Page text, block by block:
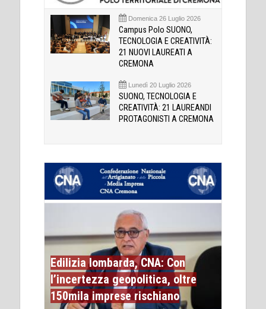
Domenica 26 Luglio 2026
Campus Polo SUONO,
TECNOLOGIA E CREATIVITÀ:
21 NUOVI LAUREATI A
CREMONA
Lunedì 20 Luglio 2026
SUONO, TECNOLOGIA E
CREATIVITÀ: 21 LAUREANDI
PROTAGONISTI A CREMONA
Edilizia lombarda, CNA: Con
l’incertezza geopolitica, oltre
150mila imprese rischiano